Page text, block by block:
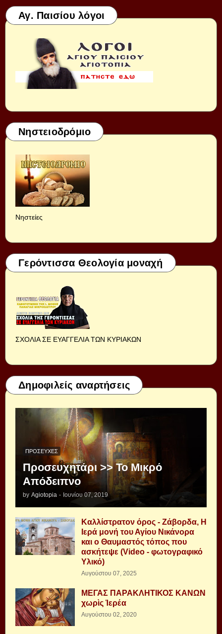
Αγ. Παισίου λόγοι
Νηστειοδρόμιο
Νηστείες
Γερόντισσα Θεολογία μοναχή
ΣΧΟΛΙΑ ΣΕ ΕΥΑΓΓΕΛΙΑ ΤΩΝ ΚΥΡΙΑΚΩΝ
Δημοφιλείς αναρτήσεις
ΠΡΟΣΕΥΧΈΣ
Προσευχητάρι >> Το Μικρό
Απόδειπνο
by Agiotopia - Ιουνίου 07, 2019
Καλλίστρατον όρος - Ζάβορδα, Η
Ιερά μονή του Αγίου Νικάνορα
και ο Θαυμαστός τόπος που
ασκήτεψε (Video - φωτογραφικό
Υλικό)
Αυγούστου 07, 2025
ΜΕΓΑΣ ΠΑΡΑΚΛΗΤΙΚΟΣ ΚΑΝΩΝ
χωρὶς Ἱερέα
Αυγούστου 02, 2020